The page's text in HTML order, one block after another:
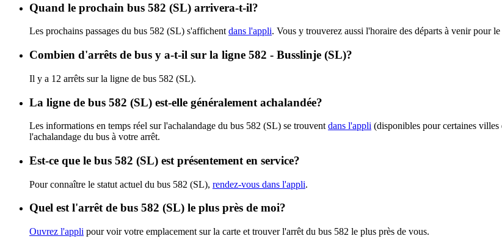
Quand le prochain bus 582 (SL) arrivera-t-il?
Les prochains passages du bus 582 (SL) s'affichent dans l'appli. Vous y trouverez aussi l'horaire des départs à venir pour
Combien d'arrêts de bus y a-t-il sur la ligne 582 - Busslinje (SL)?
Il y a 12 arrêts sur la ligne de bus 582 (SL).
La ligne de bus 582 (SL) est-elle généralement achalandée?
Les informations en temps réel sur l'achalandage du bus 582 (SL) se trouvent dans l'appli (disponibles pour certaines
l'achalandage du bus à votre arrêt.
Est-ce que le bus 582 (SL) est présentement en service?
Pour connaître le statut actuel du bus 582 (SL), rendez-vous dans l'appli.
Quel est l'arrêt de bus 582 (SL) le plus près de moi?
Ouvrez l'appli pour voir votre emplacement sur la carte et trouver l'arrêt du bus 582 le plus près de vous.